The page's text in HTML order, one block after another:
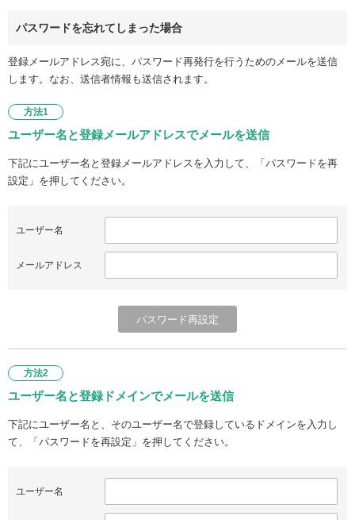
パスワードを忘れてしまった場合
登録メールアドレス宛に、パスワード再発行を行うためのメールを送信
します。なお、送信者情報も送信されます。
方法1
ユーザー名と登録メールアドレスでメールを送信
下記にユーザー名と登録メールアドレスを入力して、「パスワードを再
設定」を押してください。
ユーザー名
メールアドレス
方法2
ユーザー名と登録ドメインでメールを送信
下記にユーザー名と、そのユーザー名で登録しているドメインを入力し
て、「パスワードを再設定」を押してください。
ユーザー名